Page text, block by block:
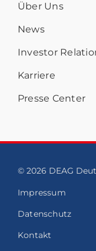
Über Uns
News
Investor
Karriere
Presse Center
© 2026 DEAG
Impressum
Datenschutz
Kontakt